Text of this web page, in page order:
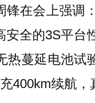
锋在会上强调
安全的3S平台
热蔓延电池试
400km续航，